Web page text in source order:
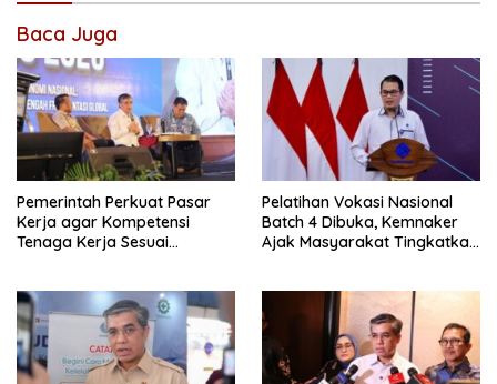
Baca Juga
Pemerintah Perkuat Pasar
Kerja agar Kompetensi
Tenaga Kerja Sesuai
Pelatihan Vokasi Nasional
Batch 4 Dibuka, Kemnaker
Ajak Masyarakat Tingkatkan